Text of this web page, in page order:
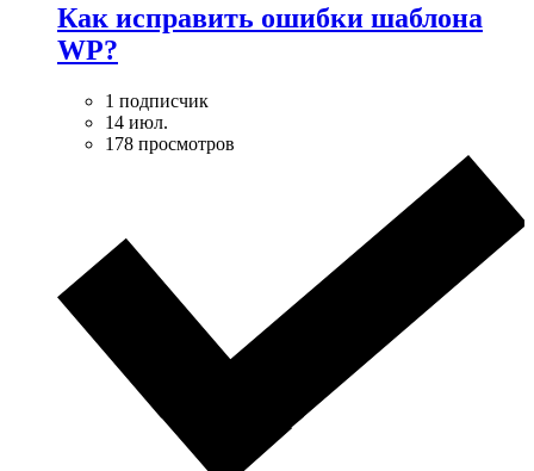
Как исправить ошибки шаблона
WP?
1 подписчик
14 июл.
178 просмотров